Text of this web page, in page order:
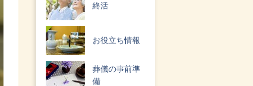
終活
お役立ち情報
葬儀の事前準
備